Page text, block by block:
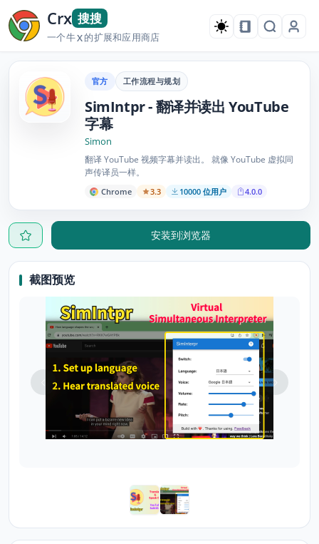
Crx 搜搜
一个牛X的扩展和应用商店
官方 工作流程与规划
SimIntpr - 翻译并读出 YouTube
字幕
Simon
翻译 YouTube 视频字幕并读出。 就像 YouTube 虚拟同
声传译员一样。
Chrome 3.3 10000 位用户 4.0.0
安装到浏览器
截图预览